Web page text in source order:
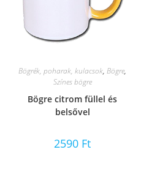
Bögrék, poharak, kulacsok,Bögre,
Színes bögre
Bögre citrom füllel és
belsővel
2590 Ft